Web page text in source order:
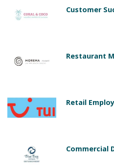
Customer
Restaurant
Retail
Commercial